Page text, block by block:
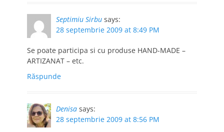
Septimiu Sirbu says:
28 septembrie 2009 at 8:49 PM
Se poate participa si cu produse HAND-MADE –
ARTIZANAT – etc.
Răspunde
Denisa says:
28 septembrie 2009 at 8:56 PM